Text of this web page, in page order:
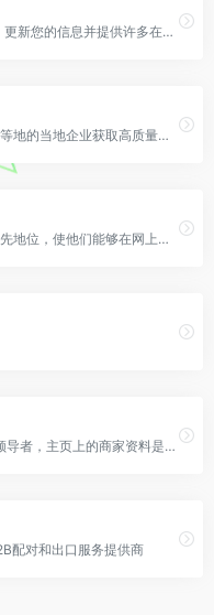
在PagesJaunes上列出您的活动，更新您的信息并提供许多在线服务。
从阿联酋，迪拜，阿布扎比和沙迦等地的当地企业获取高质量服务和一流产品信息的最可靠网站
帮助客户在各种搜索平台上保持领先地位，使他们能够在网上轻松被找到，吸引新访问者，增加转化率
ABC 一直是B2B 信息领域的市场领导者，主页上的商家资料是免费的
配对和出口服务提供商